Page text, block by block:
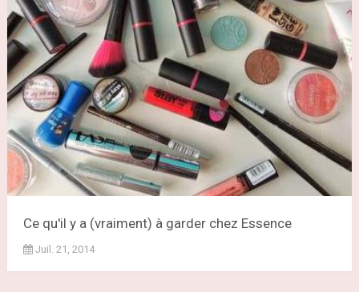
Ce qu'il y a (vraiment) à garder chez Essence
Juil. 21, 2014